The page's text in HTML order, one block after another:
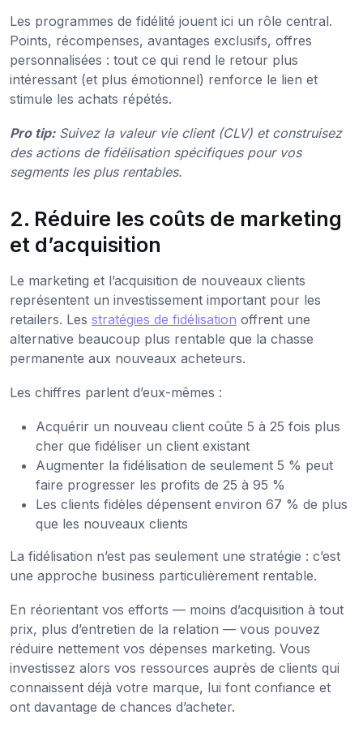
Les programmes de fidélité jouent ici un rôle central.
Points, récompenses, avantages exclusifs, offres
personnalisées : tout ce qui rend le retour plus
intéressant (et plus émotionnel) renforce le lien et
stimule les achats répétés.
Pro tip: Suivez la valeur vie client (CLV) et construisez
des actions de fidélisation spécifiques pour vos
segments les plus rentables.
2. Réduire les coûts de marketing
et d’acquisition
Le marketing et l’acquisition de nouveaux clients
représentent un investissement important pour les
retailers. Les stratégies de fidélisation offrent une
alternative beaucoup plus rentable que la chasse
permanente aux nouveaux acheteurs.
Les chiffres parlent d’eux-mêmes :
Acquérir un nouveau client coûte 5 à 25 fois plus
cher que fidéliser un client existant
Augmenter la fidélisation de seulement 5 % peut
faire progresser les profits de 25 à 95 %
Les clients fidèles dépensent environ 67 % de plus
que les nouveaux clients
La fidélisation n’est pas seulement une stratégie : c’est
une approche business particulièrement rentable.
En réorientant vos efforts — moins d’acquisition à tout
prix, plus d’entretien de la relation — vous pouvez
réduire nettement vos dépenses marketing. Vous
investissez alors vos ressources auprès de clients qui
connaissent déjà votre marque, lui font confiance et
ont davantage de chances d’acheter.